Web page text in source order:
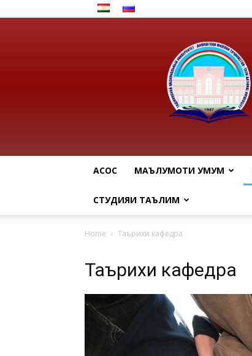
АСОСӢ МАЪЛУМОТИ УМУМӢ
СТУДИЯИ ТАЪЛИМӢ
Home Таърихи кафедра
Таърихи кафедра